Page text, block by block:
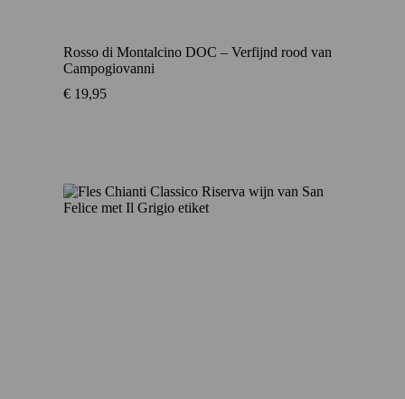
Rosso di Montalcino DOC – Verfijnd rood van
Campogiovanni
€ 19,95